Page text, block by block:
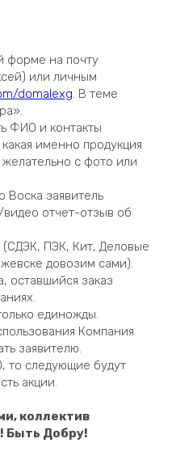
форме на почту
или личным
domalexg. В теме
ФИО и контакты
именно продукция
с фото или
Воска заявитель
видео отчет-отзыв об
(СДЭК, ПЭК, Кит, Деловые
довозим сами).
оставшийся заказ
единожды.
Компания
заявителю.
то следующие будут
акции.
коллектив
Быть Добру!
50-05